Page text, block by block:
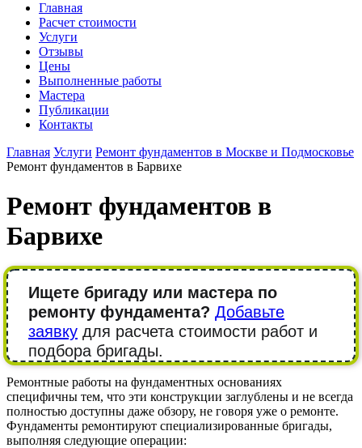
Главная
Расчет стоимости
Услуги
Отзывы
Цены
Выполненные работы
Мастера
Публикации
Контакты
Главная Услуги Ремонт фундаментов в Москве и Подмосковье
Ремонт фундаментов в Барвихе
Ремонт фундаментов в
Барвихе
Ищете бригаду или мастера по
ремонту фундамента? Добавьте
заявку для расчета стоимости работ и
подбора бригады.
Ремонтные работы на фундаментных основаниях
специфичны тем, что эти конструкции заглублены и не всегда
полностью доступны даже обзору, не говоря уже о ремонте.
Фундаменты ремонтируют специализированные бригады,
выполняя следующие операции: